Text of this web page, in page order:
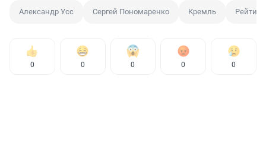
Александр Усс Сергей Пономаренко Кремль Рейтинг
0 0 0 0 0